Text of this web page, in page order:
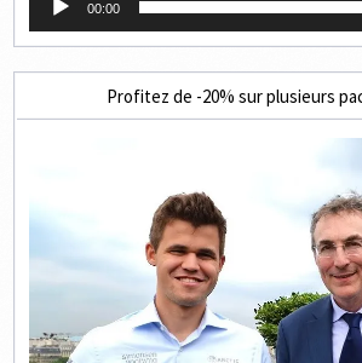
00:00
Profitez de -20% sur plusieurs